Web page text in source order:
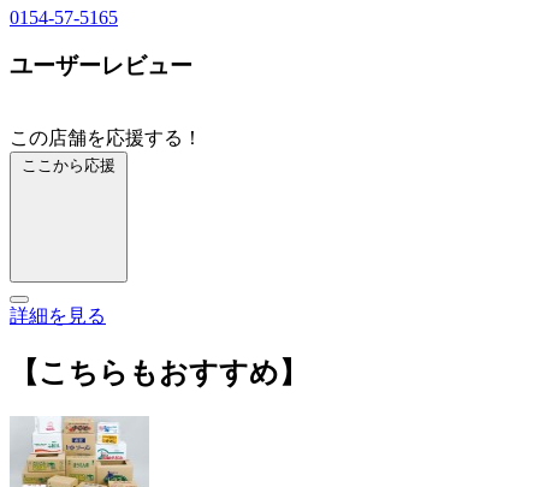
0154-57-5165
ユーザーレビュー
この店舗を応援する！
ここから応援
詳細を見る
【こちらもおすすめ】